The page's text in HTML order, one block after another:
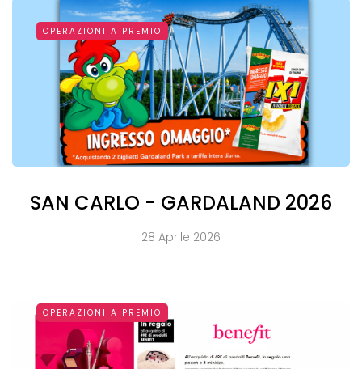
OPERAZIONI A PREMIO
SAN CARLO - GARDALAND 2026
28 Aprile 2026
OPERAZIONI A PREMIO